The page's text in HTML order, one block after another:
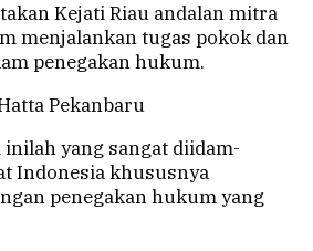
Kejati Riau andalan mitra
menjalankan tugas pokok dan
penegakan hukum.
inilah yang sangat diidam-
Indonesia khususnya
penegakan hukum yang